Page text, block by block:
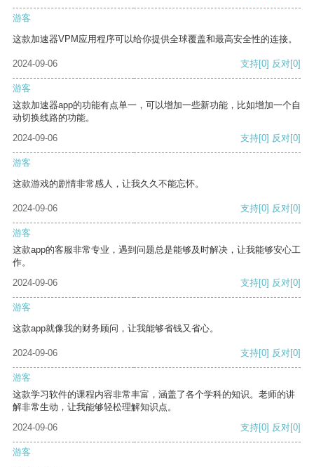
游客
这款加速器VPM应用程序可以给你提供全球覆盖和最高安全性的连接。
2024-09-06 支持[0] 反对[0]
游客
这款加速器app的功能有点单一，可以增加一些新功能，比如增加一个自
动切换线路的功能。
2024-09-06
支持[0] 反对[0]
游客
这款游戏的剧情非常感人，让我久久不能忘怀。
2024-09-06 支持[0] 反对[0]
游客
这款app的客服非常专业，遇到问题总是能够及时解决，让我能够安心工
作。
2024-09-06
支持[0] 反对[0]
游客
这款app就像我的财务顾问，让我能够省钱又省心。
2024-09-06 支持[0] 反对[0]
游客
这款学习软件的课程内容非常丰富，涵盖了各个学科的知识。老师的讲
解非常生动，让我能够轻松理解知识点。
2024-09-06
支持[0] 反对[0]
游客